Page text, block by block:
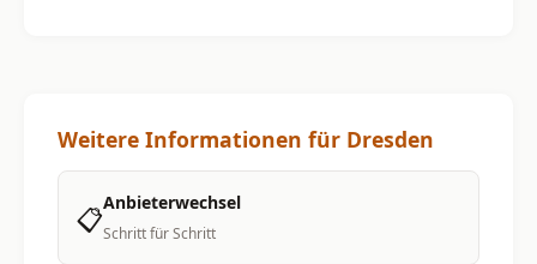
Weitere Informationen für Dresden
📋Anbieterwechsel
Schritt für Schritt